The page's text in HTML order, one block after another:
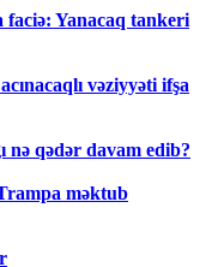
Yanacaq tankeri
vəziyyəti ifşa
nə qədər davam edib?
məktub